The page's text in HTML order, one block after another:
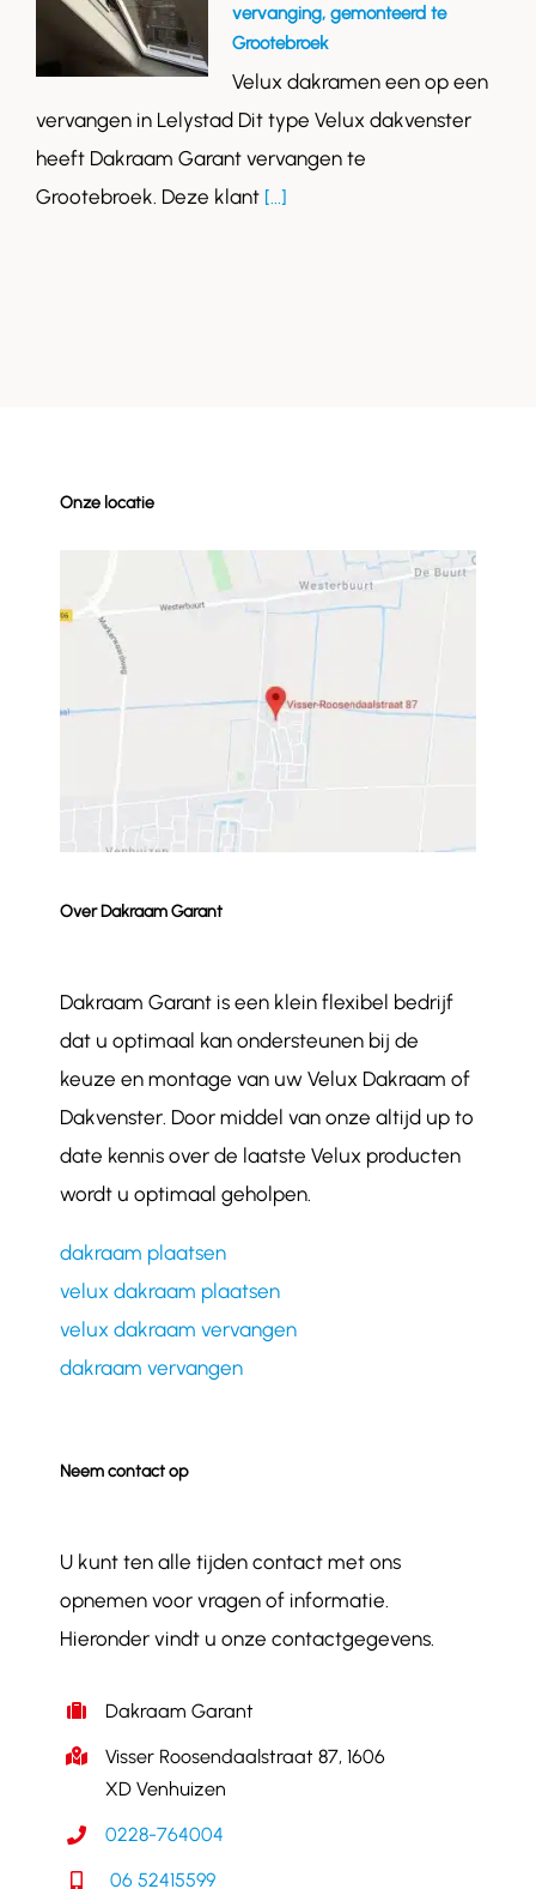
vervanging, gemonteerd te
Grootebroek
Velux dakramen een op een
vervangen in Lelystad Dit type Velux dakvenster
heeft Dakraam Garant vervangen te
Grootebroek. Deze klant [...]
Onze locatie
Over Dakraam Garant
Dakraam Garant is een klein flexibel bedrijf
dat u optimaal kan ondersteunen bij de
keuze en montage van uw Velux Dakraam of
Dakvenster. Door middel van onze altijd up to
date kennis over de laatste Velux producten
wordt u optimaal geholpen.
dakraam plaatsen
velux dakraam plaatsen
velux dakraam vervangen
dakraam vervangen
Neem contact op
U kunt ten alle tijden contact met ons
opnemen voor vragen of informatie.
Hieronder vindt u onze contactgegevens.
Dakraam Garant
Visser Roosendaalstraat 87, 1606
XD Venhuizen
0228-764004
06 52415599